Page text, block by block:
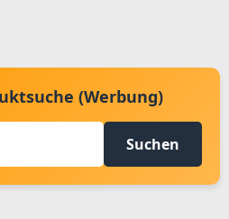
(Werbung)
Suchen